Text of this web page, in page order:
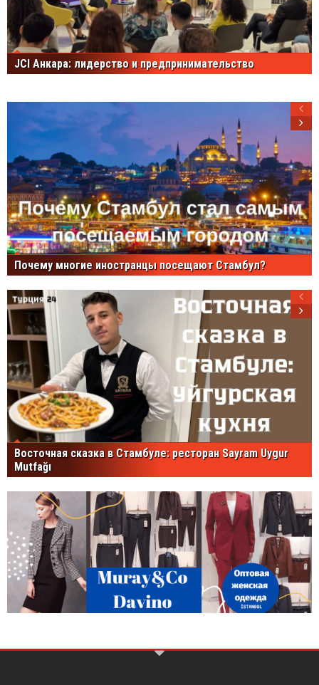
JCI Анкара: лидерство и предпринимательство
Почему многие иностранцы посещают Стамбул?
Восточная сказка в Стамбуле: ресторан Sayram Uygur
Mutfağı